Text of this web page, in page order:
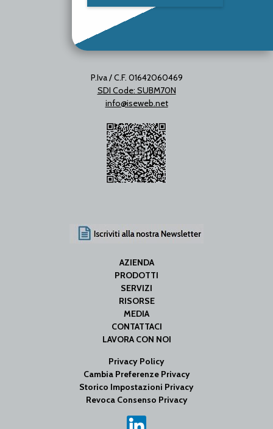
P.Iva / C.F. 01642060469
SDI Code: SUBM70N
info@iseweb.net
AZIENDA
PRODOTTI
SERVIZI
RISORSE
MEDIA
CONTATTACI
LAVORA CON NOI
Privacy Policy
Cambia Preferenze Privacy
Storico Impostazioni Privacy
Revoca Consenso Privacy